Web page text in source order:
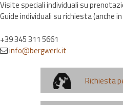
Visite speciali individuali su
Guide individuali su richiesta (anche
+39 345 311 5661
info@bergwerk.it
Richiesta